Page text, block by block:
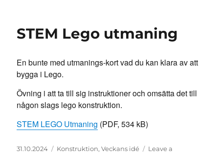
STEM Lego utmaning
En bunte med utmanings-kort vad du kan klara av att
bygga i Lego.
Övning i att ta till sig instruktioner och omsätta det till
någon slags lego konstruktion.
STEM LEGO Utmaning (PDF, 534 kB)
Posted
31.10.2024 Categories
Konstruktion,Veckans idé
Leave a